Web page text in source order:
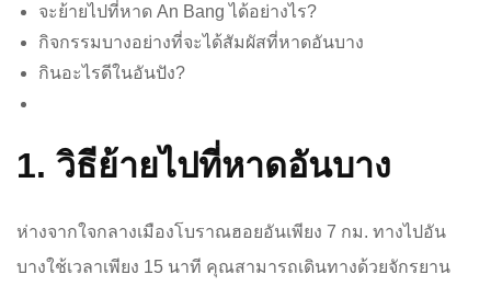
จะย้ายไปที่หาด An Bang ได้อย่างไร?
กิจกรรมบางอย่างที่จะได้สัมผัสที่หาดอันบาง
กินอะไรดีในอันปัง?
1. วิธีย้ายไปที่หาดอันบาง
ห่างจากใจกลางเมืองโบราณฮอยอันเพียง 7 กม. ทางไปอัน
บางใช้เวลาเพียง 15 นาที คุณสามารถเดินทางด้วยจักรยาน